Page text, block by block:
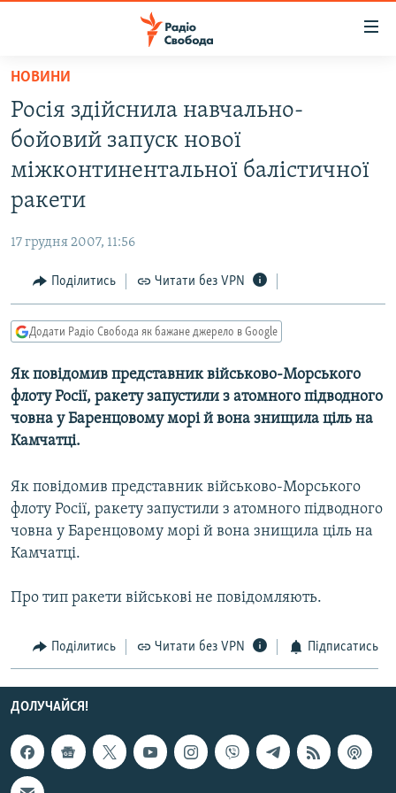
Перейти
основного
матеріалу
Перейти
до
основної
Перейти
пошуку
ВСЕ ЗА ДОБУ
СТАТТІ
СУСПІЛЬСТВО
КУЛЬТУРА
СПОРТ
СВІТ
ДОНБАС.РЕАЛІЇ
КРИМ.РЕАЛІЇ
ТИ ЯК?
КИТАЙ.ВИКЛИКИ
МУЛЬТИМЕДІА
ФОТО
СПЕЦПРОЄКТИ
ПОДКАСТИ
КРИМ РЕАЛІЇ
УКР
КТАТ
ДОЛУЧАЙСЯ!
НОВИНИ
Росія здійснила навчально-
бойовий запуск нової
міжконтинентальної балістичної
ракети
17 грудня 2007, 11:56
Поділитись Читати без VPN
Додати Радіо Свобода як бажане джерело в Google
Як повідомив представник військово-Морського
флоту Росії, ракету запустили з атомного підводного
човна у Баренцовому морі й вона знищила ціль на
Камчатці.
Як повідомив представник військово-Морського
флоту Росії, ракету запустили з атомного підводного
човна у Баренцовому морі й вона знищила ціль на
Камчатці.
Про тип ракети військові не повідомляють.
Поділитись Читати без VPN Підписатись
ДОЛУЧАЙСЯ!